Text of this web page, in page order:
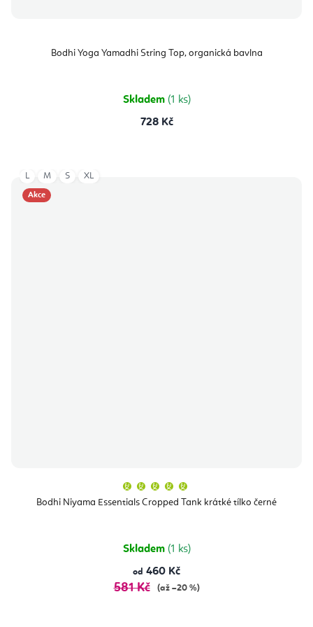
Bodhi Yoga Yamadhi String Top, organická bavlna
Skladem (1 ks)
728 Kč
Akce
Bodhi Niyama Essentials Cropped Tank krátké tílko černé
produktu
je
Skladem (1 ks)
od 460 Kč
581 Kč (až –20 %)
L M S XL